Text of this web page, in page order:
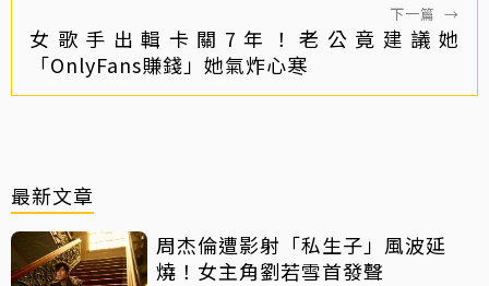
下一篇 →
女歌手出輯卡關7年！老公竟建議她
「OnlyFans賺錢」她氣炸心寒
最新文章
周杰倫遭影射「私生子」風波延
燒！女主角劉若雪首發聲